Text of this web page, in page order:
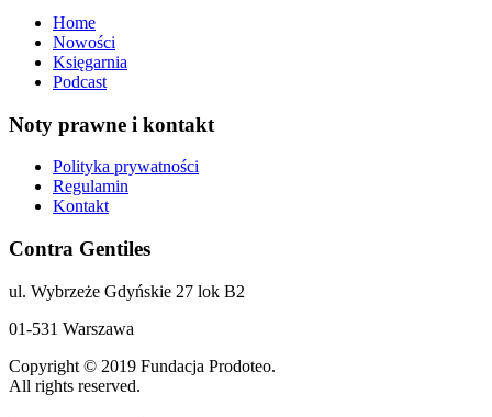
Home
Nowości
Księgarnia
Podcast
Noty prawne i kontakt
Polityka prywatności
Regulamin
Kontakt
Contra Gentiles
ul. Wybrzeże Gdyńskie 27 lok B2
01-531 Warszawa
Copyright © 2019 Fundacja Prodoteo.
All rights reserved.